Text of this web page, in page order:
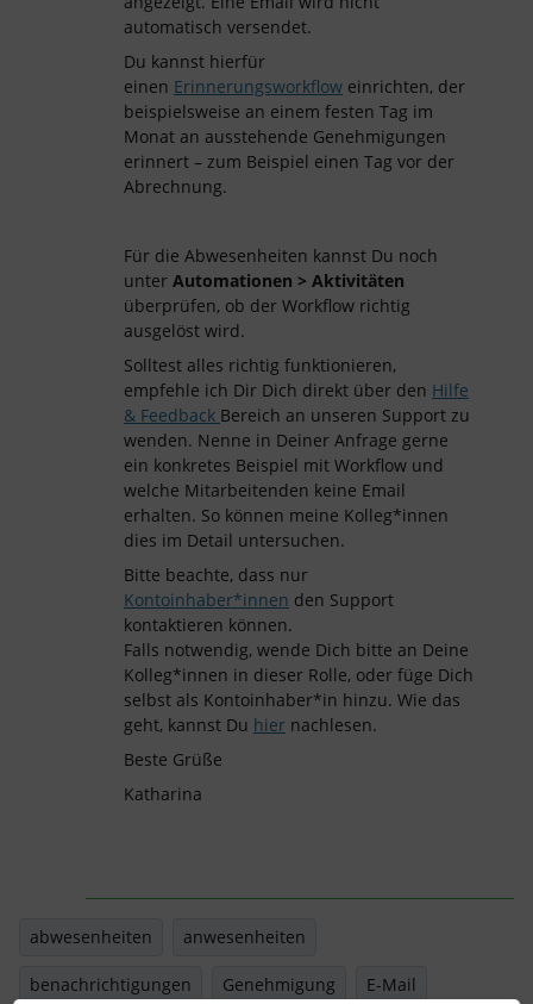
automatisch versendet.
Du kannst hierfür
einen Erinnerungsworkflow einrichten, der
beispielsweise an einem festen Tag im
Monat an ausstehende Genehmigungen
erinnert – zum Beispiel einen Tag vor der
Abrechnung.
Für die Abwesenheiten kannst Du noch
unter Automationen > Aktivitäten
überprüfen, ob der Workflow richtig
ausgelöst wird.
Solltest alles richtig funktionieren,
empfehle ich Dir Dich direkt über den Hilfe
& Feedback Bereich an unseren Support zu
wenden. Nenne in Deiner Anfrage gerne
ein konkretes Beispiel mit Workflow und
welche Mitarbeitenden keine Email
erhalten. So können meine Kolleg*innen
dies im Detail untersuchen.
Bitte beachte, dass nur
Kontoinhaber*innen den Support
kontaktieren können.
Falls notwendig, wende Dich bitte an Deine
Kolleg*innen in dieser Rolle, oder füge Dich
selbst als Kontoinhaber*in hinzu. Wie das
geht, kannst Du hier nachlesen.
Beste Grüße
Katharina
abwesenheiten anwesenheiten
benachrichtigungen Genehmigung E-Mail